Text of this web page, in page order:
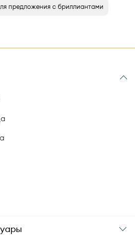
предложения с бриллиантами